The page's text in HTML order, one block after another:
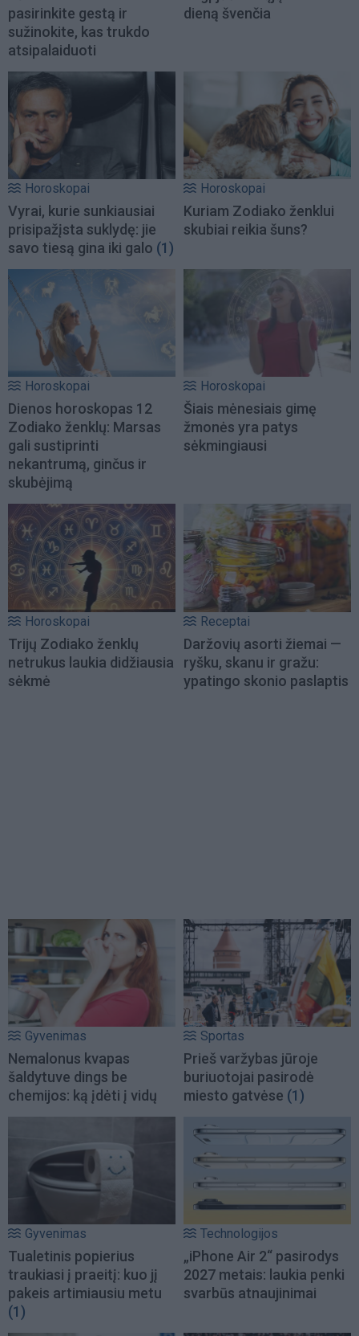
pasirinkite gestą ir
sužinokite, kas trukdo
atsipalaiduoti
dieną švenčia
Horoskopai
Vyrai, kurie sunkiausiai
prisipažįsta suklydę: jie
savo tiesą gina iki galo (1)
Horoskopai
Kuriam Zodiako ženklui
skubiai reikia šuns?
Horoskopai
Dienos horoskopas 12
Zodiako ženklų: Marsas
gali sustiprinti
nekantrumą, ginčus ir
skubėjimą
Horoskopai
Šiais mėnesiais gimę
žmonės yra patys
sėkmingiausi
Horoskopai
Trijų Zodiako ženklų
netrukus laukia didžiausia
sėkmė
Receptai
Daržovių asorti žiemai —
ryšku, skanu ir gražu:
ypatingo skonio paslaptis
Gyvenimas
Nemalonus kvapas
šaldytuve dings be
chemijos: ką įdėti į vidų
Sportas
Prieš varžybas jūroje
buriuotojai pasirodė
miesto gatvėse (1)
Gyvenimas
Tualetinis popierius
traukiasi į praeitį: kuo jį
pakeis artimiausiu metu
(1)
Technologijos
„iPhone Air 2“ pasirodys
2027 metais: laukia penki
svarbūs atnaujinimai